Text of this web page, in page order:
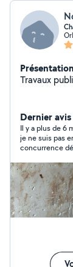
Présentation
Travaux
Dernier
Il y a plus de 6
je ne suis pas
concurrence